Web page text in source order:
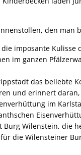
den man
imposante Kulisse
im ganzen
das beliebte
und erinnert
im
Wilenstein, die
die Wilensteiner